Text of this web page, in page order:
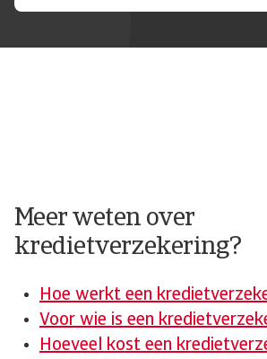
Meer weten over
kredietverzekering?
Hoe werkt een
Voor wie is een
Hoeveel kost een